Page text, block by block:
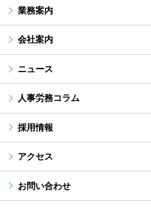
業務案内
会社案内
ニュース
人事労務コラム
採用情報
アクセス
お問い合わせ